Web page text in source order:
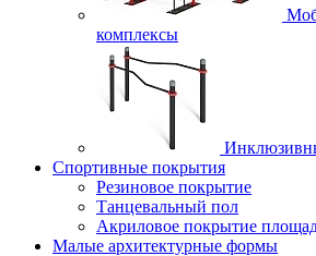
комплексы
Спортивные покрытия
Резиновое покрытие
Танцевальный пол
Акриловое покрытие
Малые архитектурные формы